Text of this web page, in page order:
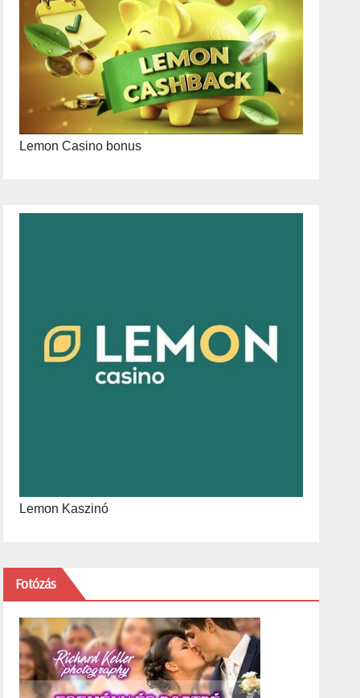
Lemon Casino bonus
Lemon Kaszinó
Fotózás